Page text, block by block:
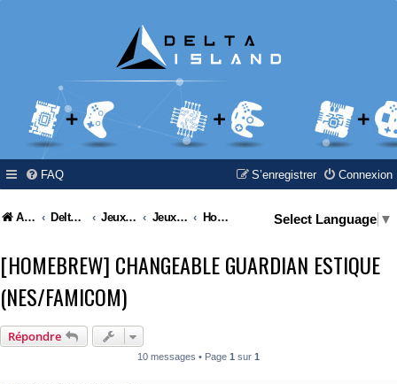
FAQ Connexion
S’enregistrer
Accueil Delta Island Jeux Video Jeux Vidéo & Retrogaming Homebrew - Des nouveaux jeux pour nos vieilles consoles Select Language ▼
[HOMEBREW] CHANGEABLE GUARDIAN ESTIQUE
(NES/FAMICOM)
Répondre
10 messages • Page 1 sur 1